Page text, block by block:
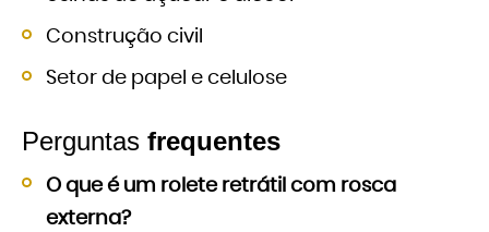
Construção civil
Setor de papel e celulose
Perguntas frequentes
O que é um rolete retrátil com rosca
externa?